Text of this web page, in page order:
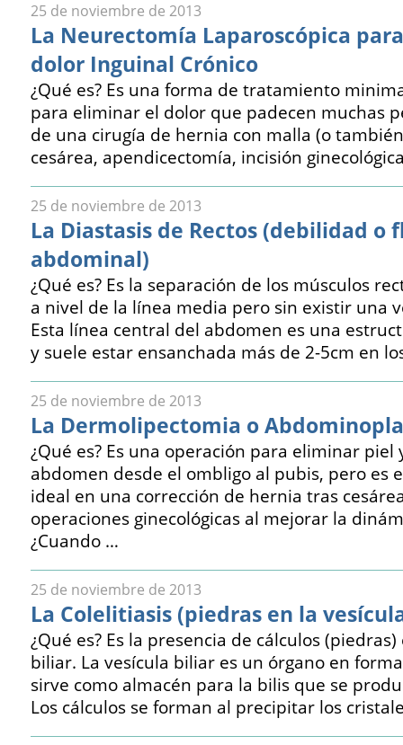
25 de noviembre de 2013
La Neurectomía Laparoscópica
dolor Inguinal Crónico
¿Qué es? Es una forma de tratamiento
para eliminar el dolor que padecen muchas
de una cirugía de hernia con malla (o
cesárea, apendicectomía, incisión
25 de noviembre de 2013
La Diastasis de Rectos (debilidad o
abdominal)
¿Qué es? Es la separación de los músculos
a nivel de la línea media pero sin existir una
Esta línea central del abdomen es una
y suele estar ensanchada más de 2-5cm en
25 de noviembre de 2013
La Dermolipectomia o
¿Qué es? Es una operación para eliminar piel
abdomen desde el ombligo al pubis, pero es
ideal en una corrección de hernia tras
operaciones ginecológicas al mejorar la
¿Cuando …
25 de noviembre de 2013
La Colelitiasis (piedras en la
¿Qué es? Es la presencia de cálculos
biliar. La vesícula biliar es un órgano en
sirve como almacén para la bilis que se
Los cálculos se forman al precipitar los